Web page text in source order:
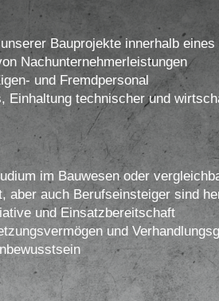
Bauprojekte innerhalb eines
Nachunternehmerleistungen
und Fremdpersonal
Einhaltung technischer und
im Bauwesen oder
aber auch Berufseinsteiger sind
und Einsatzbereitschaft
und